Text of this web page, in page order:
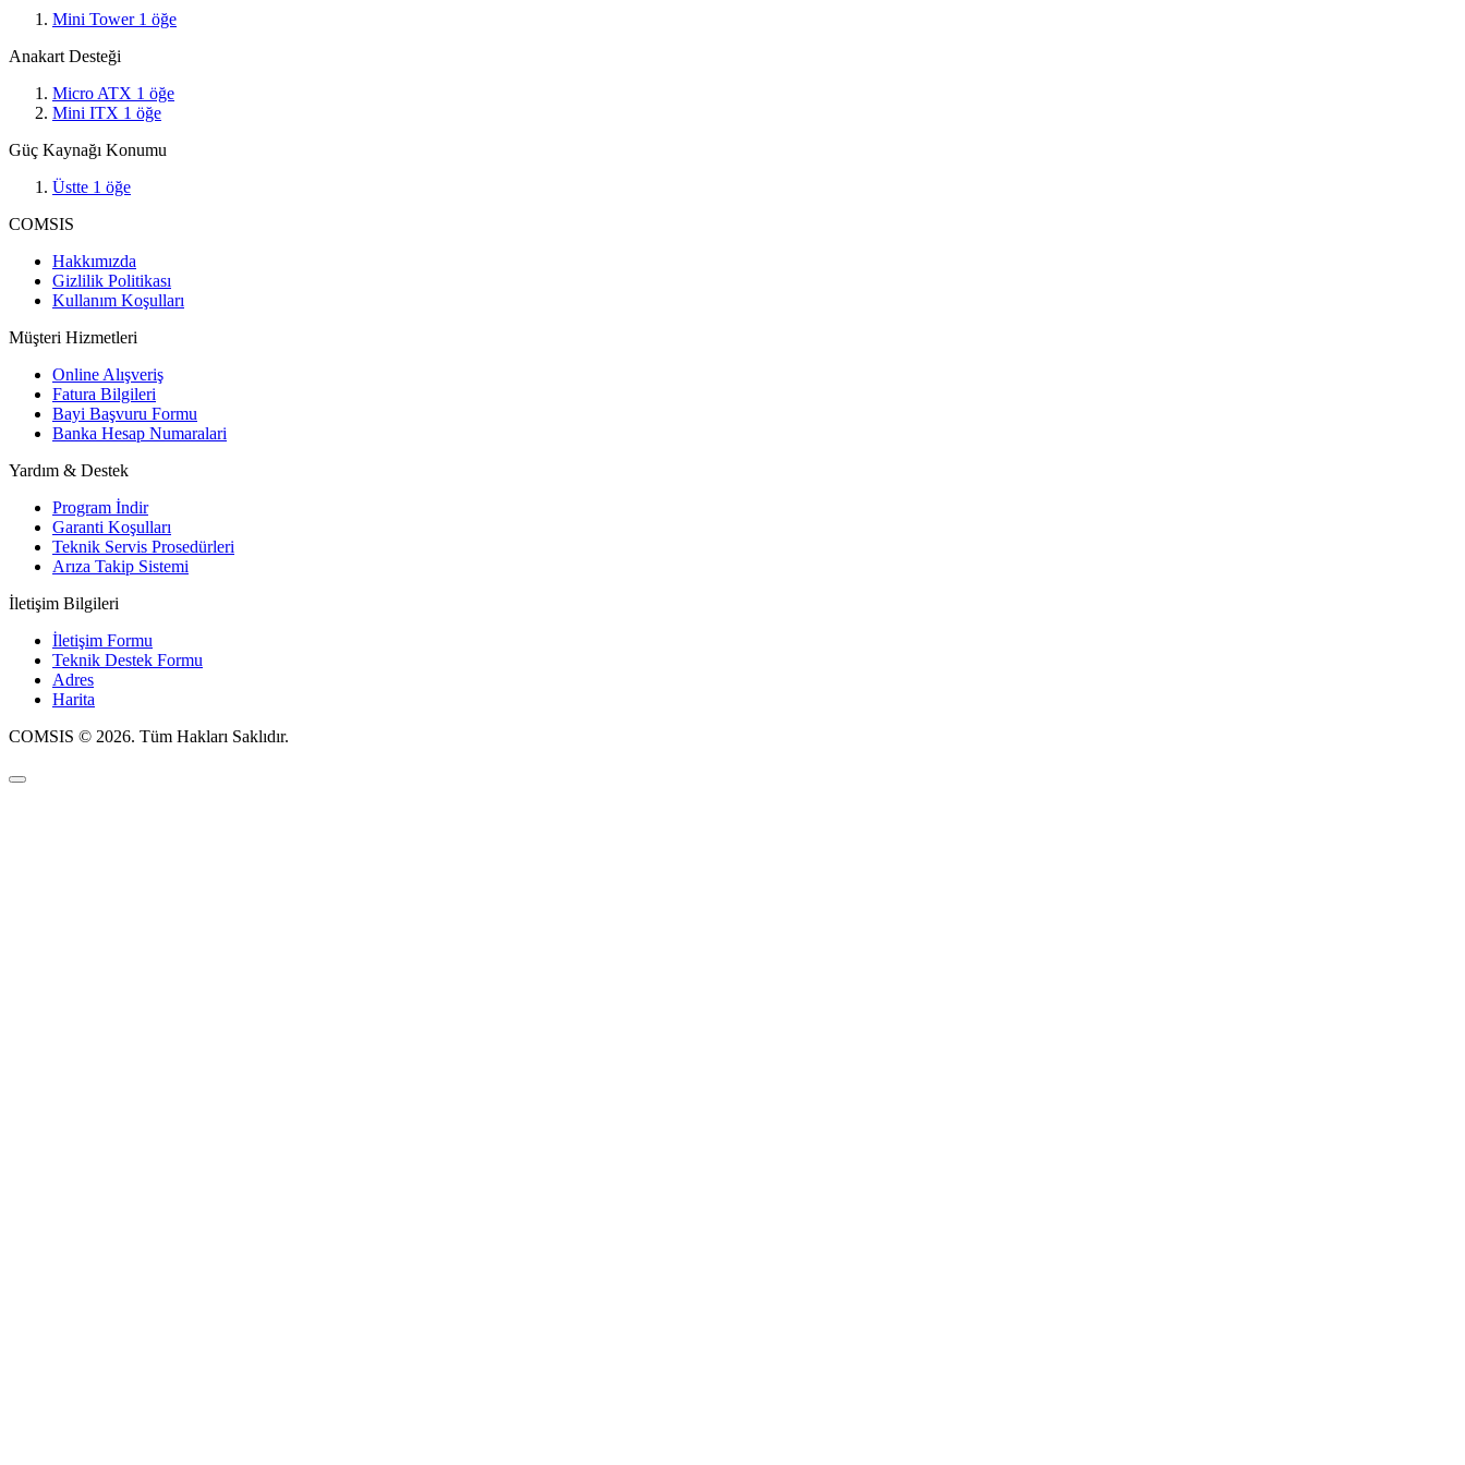
Mini Tower 1 öğe
Anakart Desteği
Micro ATX 1 öğe
Mini ITX 1 öğe
Güç Kaynağı Konumu
Üstte 1 öğe
COMSIS
Hakkımızda
Gizlilik Politikası
Kullanım Koşulları
Müşteri Hizmetleri
Online Alışveriş
Fatura Bilgileri
Bayi Başvuru Formu
Banka Hesap Numaralari
Yardım & Destek
Program İndir
Garanti Koşulları
Teknik Servis Prosedürleri
Arıza Takip Sistemi
İletişim Bilgileri
İletişim Formu
Teknik Destek Formu
Adres
Harita
COMSIS © 2026. Tüm Hakları Saklıdır.